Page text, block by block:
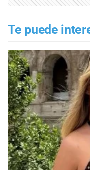
Te puede